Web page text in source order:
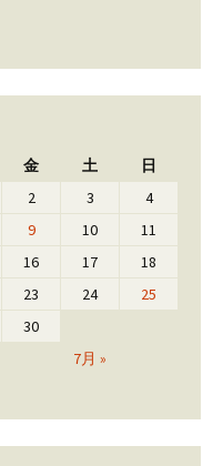
金 土 日
7月 »
2 3
4
9 10
11
16 17
18
23 24
25
30